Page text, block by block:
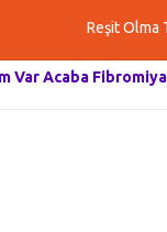
Reşit Olma
Var Acaba